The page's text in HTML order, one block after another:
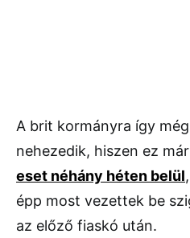
A brit kormányra így
nehezedik, hiszen ez már
eset néhány héten belül
épp most vezettek be
az előző fiaskó után.